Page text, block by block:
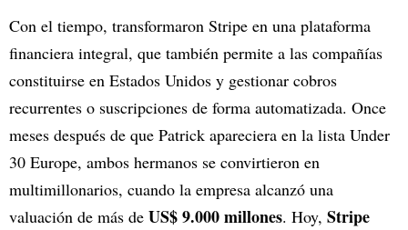
Con el tiempo, transformaron Stripe en una plataforma
financiera integral, que también permite a las compañías
constituirse en Estados Unidos y gestionar cobros
recurrentes o suscripciones de forma automatizada. Once
meses después de que Patrick apareciera en la lista Under
30 Europe, ambos hermanos se convirtieron en
multimillonarios, cuando la empresa alcanzó una
valuación de más de US$ 9.000 millones. Hoy, Stripe